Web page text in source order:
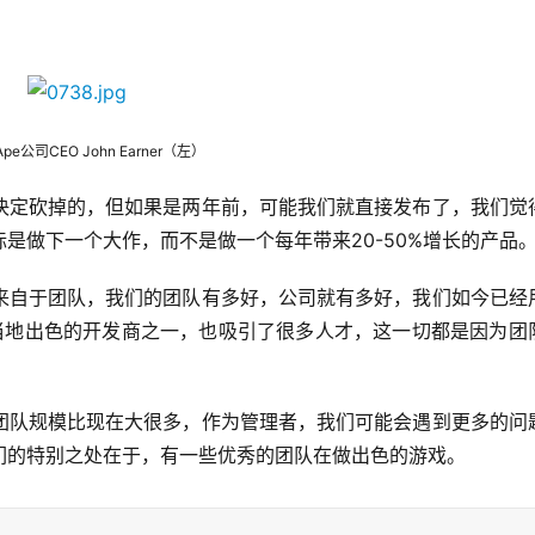
公司CEO John Earner（左）
砍掉的，但如果是两年前，可能我们就直接发布了，我们觉
做下一个大作，而不是做一个每年带来20-50%增长的产品
于团队，我们的团队有多好，公司就有多好，我们如今已经
出色的开发商之一，也吸引了很多人才，这一切都是因为团
规模比现在大很多，作为管理者，我们可能会遇到更多的问
特别之处在于，有一些优秀的团队在做出色的游戏。